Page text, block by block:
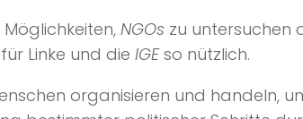
NGOs zu untersuchen
Linke und die IGEso nützlich.
organisieren und handeln,